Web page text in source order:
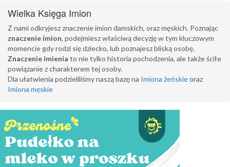
Wielka Księga Imion
Z nami odkryjesz znaczenie imion damskich, oraz męskich. Poznając
znaczenie imion, podejmiesz właściwą decyzję w tym kluczowym
momencie gdy rodzi się dziecko, lub poznajesz bliską osobę.
Znaczenie imienia to nie tylko historia pochodzenia, ale także ściłe
powiązanie z charakterem tej osoby.
Dla ułatwienia podzieliliśmy naszą bazę na Imiona żeńskieoraz
Imiona męskie